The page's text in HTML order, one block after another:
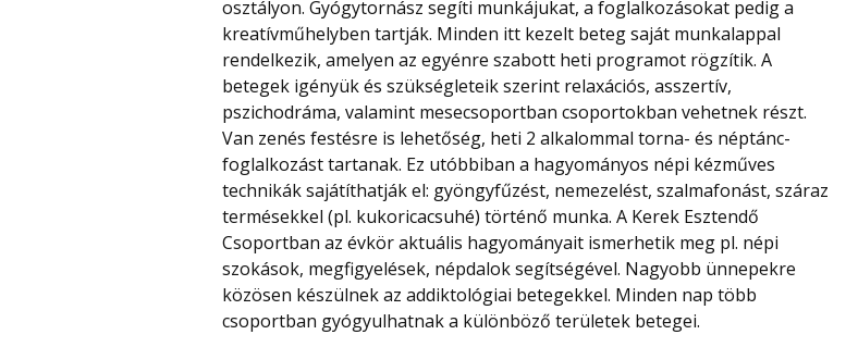
osztályon. Gyógytornász segíti munkájukat, a foglalkozásokat pedig a
kreatívműhelyben tartják. Minden itt kezelt beteg saját munkalappal
rendelkezik, amelyen az egyénre szabott heti programot rögzítik. A
betegek igényük és szükségleteik szerint relaxációs, asszertív,
pszichodráma, valamint mesecsoportban csoportokban vehetnek részt.
Van zenés festésre is lehetőség, heti 2 alkalommal torna- és néptánc-
foglalkozást tartanak. Ez utóbbiban a hagyományos népi kézműves
technikák sajátíthatják el: gyöngyfűzést, nemezelést, szalmafonást, száraz
termésekkel (pl. kukoricacsuhé) történő munka. A Kerek Esztendő
Csoportban az évkör aktuális hagyományait ismerhetik meg pl. népi
szokások, megfigyelések, népdalok segítségével. Nagyobb ünnepekre
közösen készülnek az addiktológiai betegekkel. Minden nap több
csoportban gyógyulhatnak a különböző területek betegei.